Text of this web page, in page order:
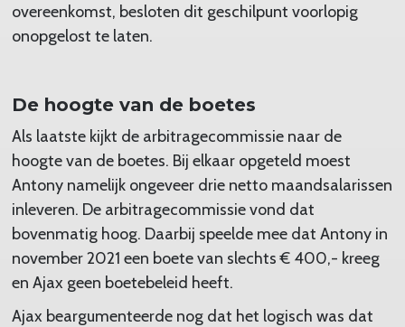
overeenkomst, besloten dit geschilpunt voorlopig
onopgelost te laten.
De hoogte van de boetes
Als laatste kijkt de arbitragecommissie naar de
hoogte van de boetes. Bij elkaar opgeteld moest
Antony namelijk ongeveer drie netto maandsalarissen
inleveren. De arbitragecommissie vond dat
bovenmatig hoog. Daarbij speelde mee dat Antony in
november 2021 een boete van slechts € 400,- kreeg
en Ajax geen boetebeleid heeft.
Ajax beargumenteerde nog dat het logisch was dat